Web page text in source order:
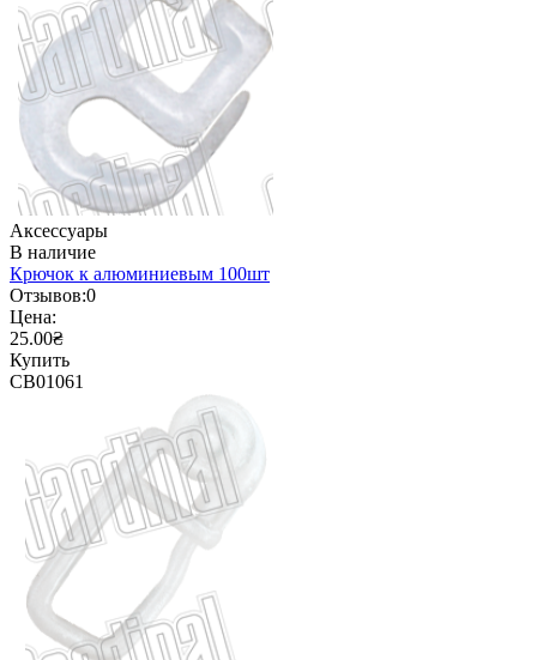
Аксессуары
В наличие
Крючок к алюминиевым 100шт
Отзывов:0
Цена:
25.00₴
Купить
CB01061